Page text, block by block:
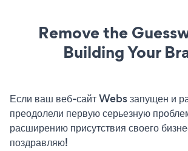
Remove the
Building Your
Если ваш веб-сайт Webs запущен и
преодолели первую серьезную
расширению присутствия своего
поздравляю!